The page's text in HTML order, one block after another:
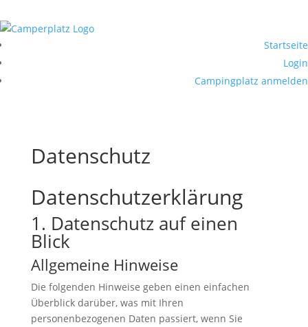
Startseite
Login
Campingplatz anmelden
Datenschutz
Datenschutzerklärung
1. Datenschutz auf einen
Blick
Allgemeine Hinweise
Die folgenden Hinweise geben einen einfachen
Überblick darüber, was mit Ihren
personenbezogenen Daten passiert, wenn Sie